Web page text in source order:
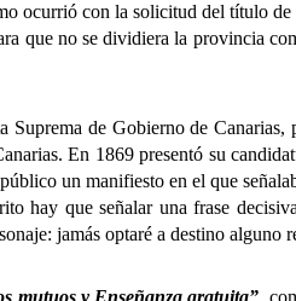
ocurrió con la solicitud del título
que no se dividiera la provincia
Suprema de Gobierno de
En 1869 presentó su
un manifiesto en el que
hay que señalar una frase
jamás optaré a destino alguno
mutuos y Enseñanza gratuita”,